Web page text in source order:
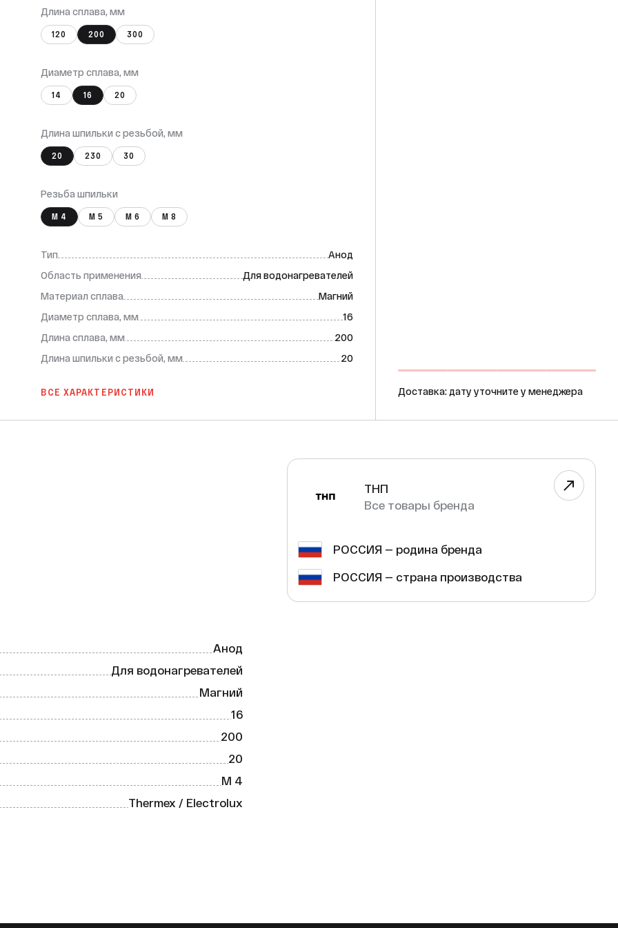
Длина сплава, мм
120 200 300
Диаметр сплава, мм
14 16 20
Длина шпильки с резьбой, мм
20 230 30
Резьба шпильки
М 4 М 5 М 6 М 8
Тип
Анод
Область применения
Для водонагревателей
Материал сплава
Магний
Диаметр сплава, мм
16
Длина сплава, мм
200
Длина шпильки с резьбой, мм
20
ВСЕ ХАРАКТЕРИСТИКИ Доставка: дату уточните у менеджера
важную роль в защите от коррозии. Он
моделях водонагревателей,
Анод
Для водонагревателей
Магний
16
200
20
М 4
Thermex / Electrolux
ТНП
Все товары бренда
РОССИЯ — родина бренда
РОССИЯ — страна производства